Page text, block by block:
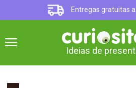
Entregas gratuitas
Ideias de